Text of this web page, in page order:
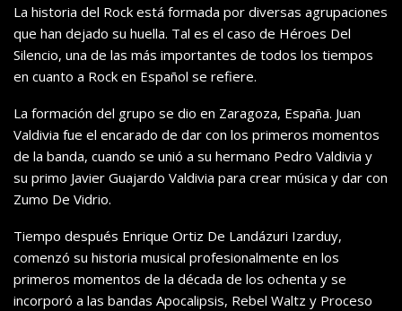
La historia del Rock está formada por diversas agrupaciones
que han dejado su huella. Tal es el caso de Héroes Del
Silencio, una de las más importantes de todos los tiempos
en cuanto a Rock en Español se refiere.
La formación del grupo se dio en Zaragoza, España. Juan
Valdivia fue el encarado de dar con los primeros momentos
de la banda, cuando se unió a su hermano Pedro Valdivia y
su primo Javier Guajardo Valdivia para crear música y dar con
Zumo De Vidrio.
Tiempo después Enrique Ortiz De Landázuri Izarduy,
comenzó su historia musical profesionalmente en los
primeros momentos de la década de los ochenta y se
incorporó a las bandas Apocalipsis, Rebel Waltz y Proceso